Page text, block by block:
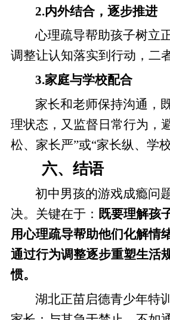
2.内外结合，逐步推进
心理疏导帮助孩子树立
调整让认知落实到行动，二
3.家庭与学校配合
家长和老师保持沟通，
理状态，又监督日常行为，
松、家长严”或“家长纵、学
六、结语
初中男孩的游戏成瘾问
决。关键在于： 既要理解孩
用心理疏导帮助他们化解情
通过行为调整逐步重塑生活
惯。
湖北正苗启德青少年特